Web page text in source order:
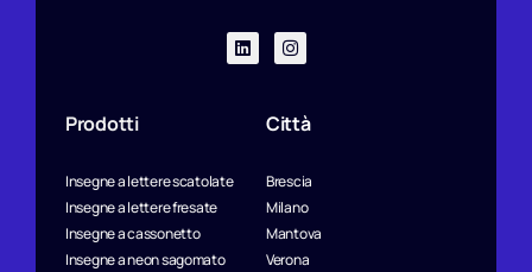
Prodotti
Insegne a lettere scatolate
Insegne a lettere fresate
Insegne a cassonetto
Insegne a neon sagomato
Città
Brescia
Milano
Mantova
Verona